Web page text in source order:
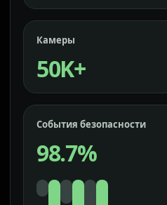
Камеры
50K+
События безопасности
98.7%